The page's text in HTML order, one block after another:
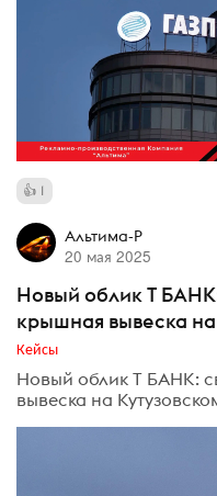
1
Альтима-Р
20 мая 2025
Новый облик Т
крышная вывеска
Кейсы
Новый облик Т БАНК:
вывеска на